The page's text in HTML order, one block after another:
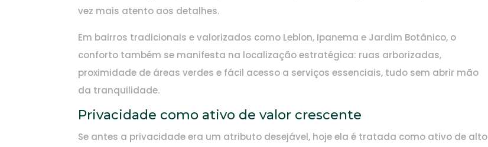
vez mais atento aos detalhes.
Em bairros tradicionais e valorizados como Leblon, Ipanema e Jardim Botânico, o
conforto também se manifesta na localização estratégica: ruas arborizadas,
proximidade de áreas verdes e fácil acesso a serviços essenciais, tudo sem abrir mão
da tranquilidade.
Privacidade como ativo de valor crescente
Se antes a privacidade era um atributo desejável, hoje ela é tratada como ativo de alto